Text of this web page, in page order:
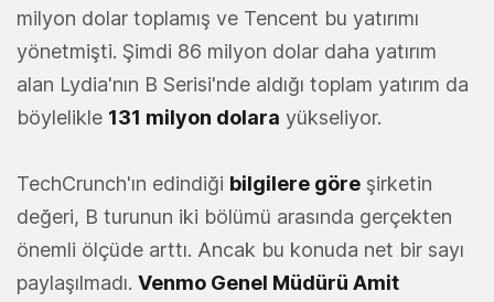
milyon dolar toplamış ve Tencent bu yatırımı
yönetmişti. ​​Şimdi 86 milyon dolar daha yatırım
alan Lydia'nın B Serisi'nde aldığı toplam yatırım da
böylelikle 131 milyon dolara yükseliyor.
TechCrunch'ın edindiği bilgilere göre şirketin
değeri, B turunun iki bölümü arasında gerçekten
önemli ölçüde arttı. Ancak bu konuda net bir sayı
paylaşılmadı. Venmo Genel Müdürü Amit